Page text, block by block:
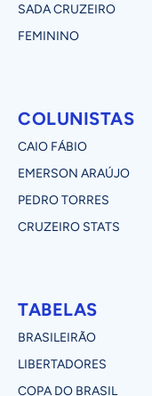
SADA CRUZEIRO
FEMININO
COLUNISTAS
CAIO FÁBIO
EMERSON ARAÚJO
PEDRO TORRES
CRUZEIRO STATS
TABELAS
BRASILEIRÃO
LIBERTADORES
COPA DO BRASIL